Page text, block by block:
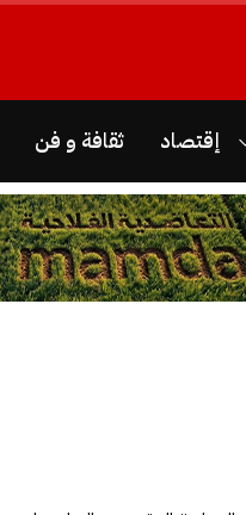
إقتصاد ثقافة و فن